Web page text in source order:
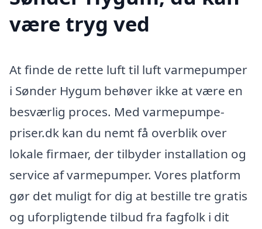
være tryg ved
At finde de rette luft til luft varmepumper
i Sønder Hygum behøver ikke at være en
besværlig proces. Med varmepumpe-
priser.dk kan du nemt få overblik over
lokale firmaer, der tilbyder installation og
service af varmepumper. Vores platform
gør det muligt for dig at bestille tre gratis
og uforpligtende tilbud fra fagfolk i dit